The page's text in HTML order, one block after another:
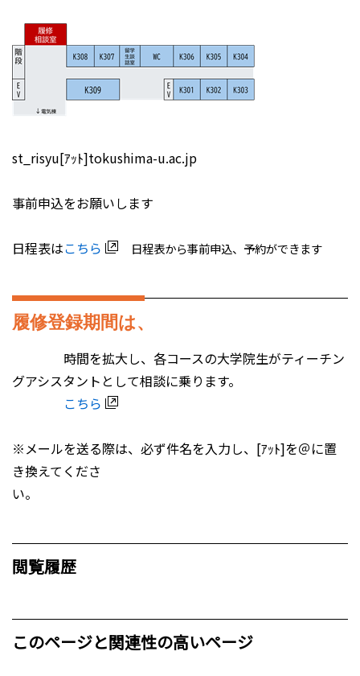
st_risyu[ｱｯﾄ]tokushima-u.ac.jp
事前申込をお願いします
日程表はこちら 日程表から事前申込、予約ができます
履修登録期間は、
時間を拡大し、各コースの大学院生がティーチン
グアシスタントとして相談に乗ります。
こちら
※メールを送る際は、必ず件名を入力し、[ｱｯﾄ]を＠に置
き換えてくださ
い。
閲覧履歴
このページと関連性の高いページ